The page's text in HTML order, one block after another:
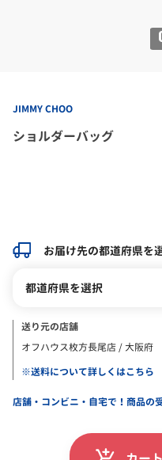
JIMMY CHOO
ショルダーバッグ
お届け先の都道府県を
都道府県を選択
送り元の店舗
オフハウス枚方長尾店 / 大阪府
※送料について詳しくはこちら
店舗・コンビニ・自宅で！商品の